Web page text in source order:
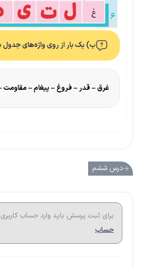
ب) یک بار از روی واژه‌های جدول
غرق – قدر – فروغ – پیغام – مقاومت
درس ششم
برای ثبت پرسش باید وارد حساب
حساب